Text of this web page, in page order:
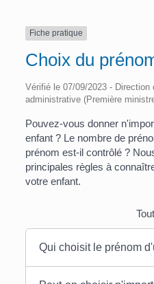
Fiche pratique
Choix du
Vérifié le 07/09/2023 - Direction
administrative (Première
Pouvez-vous donner
enfant ? Le nombre de
prénom est-il contrôlé ?
principales règles à
votre enfant.
Qui choisit le prénom